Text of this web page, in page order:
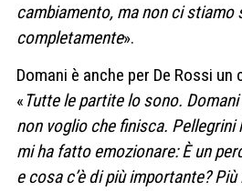
cambiamento, ma non ci stiamo
completamente».
Domani è anche per De Rossi un
«Tutte le partite lo sono.
non voglio che finisca.
mi ha fatto emozionare: È un
e cosa c’è di più importante?